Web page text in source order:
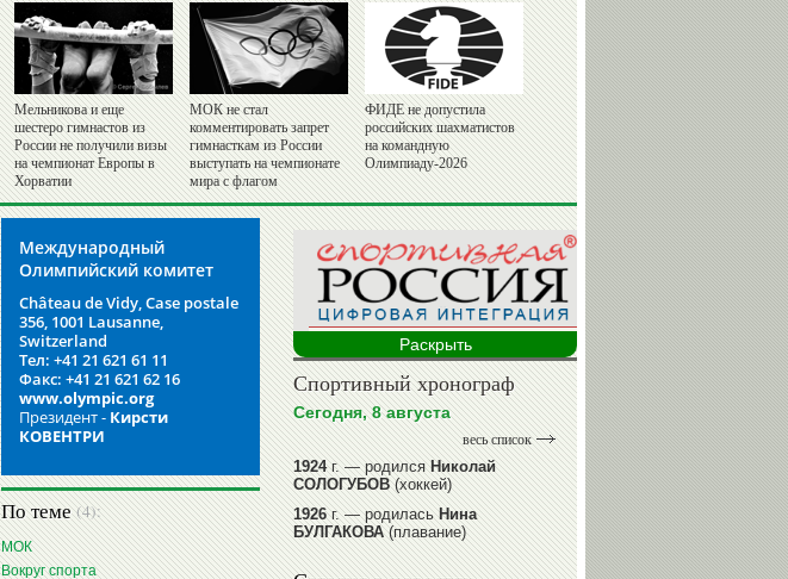
Мельникова и еще
шестеро гимнастов из
России не получили визы
на чемпионат Европы в
Хорватии
МОК не стал
комментировать запрет
гимнасткам из России
выступать на чемпионате
мира с флагом
ФИДЕ не допустила
российских шахматистов
на командную
Олимпиаду-2026
Международный
Олимпийский комитет
Château de Vidy, Case postale
356, 1001 Lausanne,
Switzerland
Тел: +41 21 621 61 11
Факс: +41 21 621 62 16
www.olympic.org
Президент - Кирсти
КОВЕНТРИ
По теме(4):
МОК
Вокруг спорта
Раскрыть
Спортивный хронограф
Сегодня, 8 августа
весь список
1924г. — родилсяНиколай
СОЛОГУБОВ(хоккей)
1926г. — родиласьНина
БУЛГАКОВА(плавание)
1941г. — родиласьРавиля